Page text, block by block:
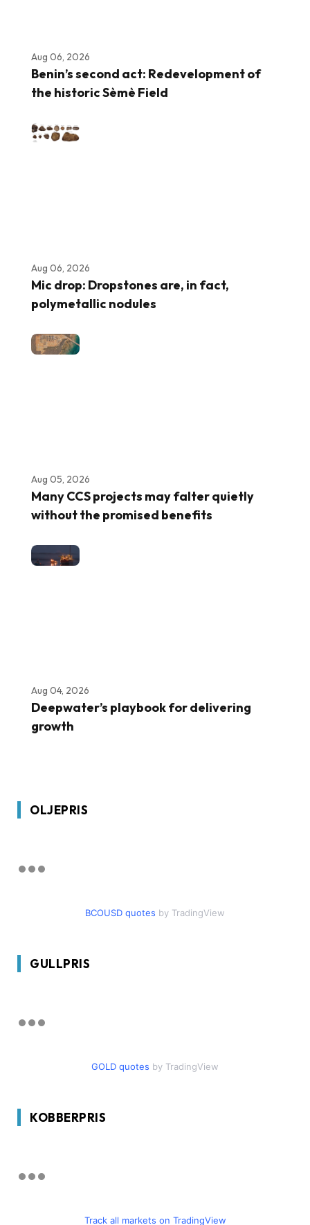
Aug 06, 2026
Benin’s second act: Redevelopment of
the historic Sèmè Field
Aug 06, 2026
Mic drop: Dropstones are, in fact,
polymetallic nodules
Aug 05, 2026
Many CCS projects may falter quietly
without the promised benefits
Aug 04, 2026
Deepwater’s playbook for delivering
growth
OLJEPRIS
BCOUSD quotes by TradingView
GULLPRIS
GOLD quotes by TradingView
KOBBERPRIS
Track all markets on TradingView